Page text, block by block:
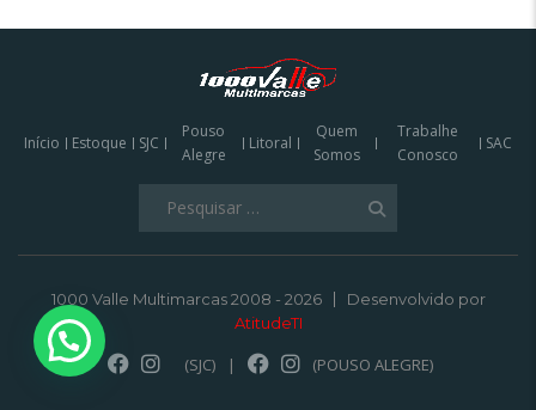
Início Estoque SJC
Pouso
Alegre
Litoral
Quem
Somos
Trabalhe
Conosco
SAC
1000 Valle Multimarcas 2008 - 2026
Desenvolvido por
AtitudeTI
(SJC) | (POUSO ALEGRE)